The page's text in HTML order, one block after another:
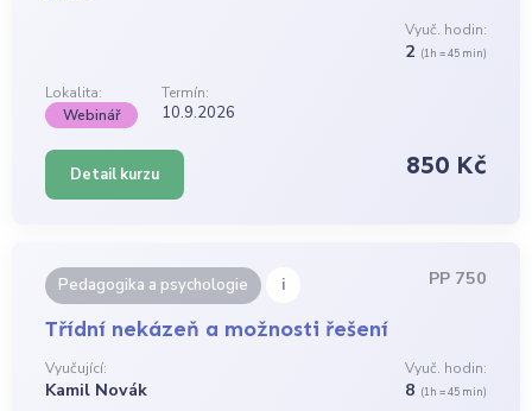
Vyuč. hodin:
2 (1h = 45 min)
Lokalita:
Termín:
Webinář
10.9.2026
Detail kurzu 850 Kč
Pedagogika a psychologie i PP 750
Třídní nekázeň a možnosti řešení
Vyučující:
Kamil Novák
Vyuč. hodin:
8 (1h = 45 min)